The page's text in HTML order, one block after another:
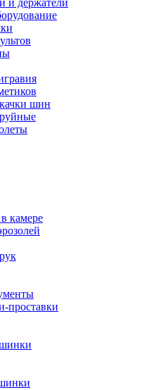
и держатели
шин
камере
проставки